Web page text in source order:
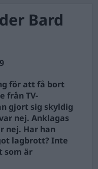
Bard
för att få bort
från TV-
gjort sig skyldig
nej. Anklagas
nej. Har han
lagbrott? Inte
som är